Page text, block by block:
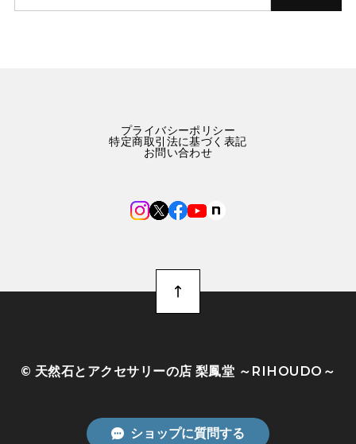
プライバシーポリシー
特定商取引法に基づく表記
お問い合わせ
©︎ 天然石とアクセサリーの店 梨鳳堂 ～RIHOUDO～
ショップに質問する